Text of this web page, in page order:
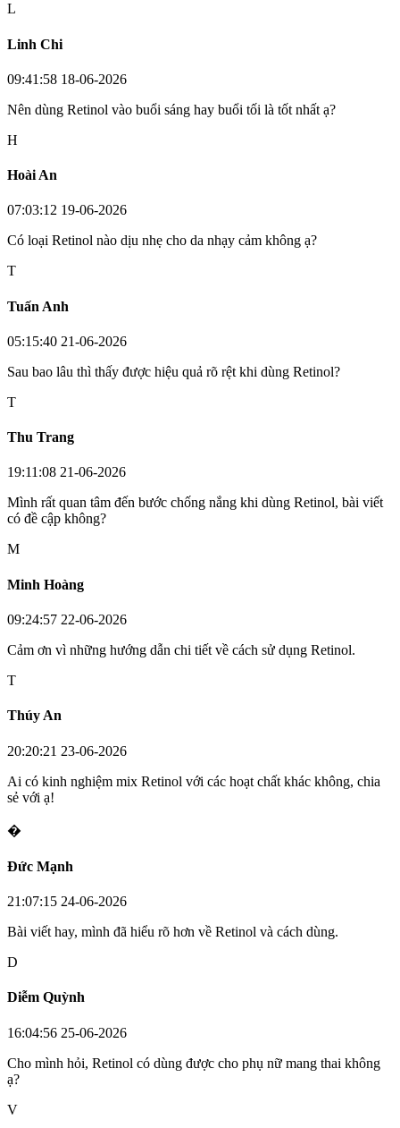
L
Linh Chi
09:41:58 18-06-2026
Nên dùng Retinol vào buổi sáng hay buổi tối là tốt nhất ạ?
H
Hoài An
07:03:12 19-06-2026
Có loại Retinol nào dịu nhẹ cho da nhạy cảm không ạ?
T
Tuấn Anh
05:15:40 21-06-2026
Sau bao lâu thì thấy được hiệu quả rõ rệt khi dùng Retinol?
T
Thu Trang
19:11:08 21-06-2026
Mình rất quan tâm đến bước chống nắng khi dùng Retinol, bài viết
có đề cập không?
M
Minh Hoàng
09:24:57 22-06-2026
Cảm ơn vì những hướng dẫn chi tiết về cách sử dụng Retinol.
T
Thúy An
20:20:21 23-06-2026
Ai có kinh nghiệm mix Retinol với các hoạt chất khác không, chia
sẻ với ạ!
�
Đức Mạnh
21:07:15 24-06-2026
Bài viết hay, mình đã hiểu rõ hơn về Retinol và cách dùng.
D
Diễm Quỳnh
16:04:56 25-06-2026
Cho mình hỏi, Retinol có dùng được cho phụ nữ mang thai không
ạ?
V